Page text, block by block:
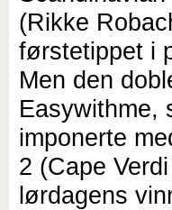
(Rikke
førstetippet i
Men den
Easywithme,
imponerte
2 (Cape
lørdagens